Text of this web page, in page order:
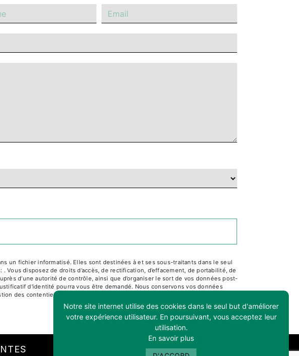
un fichier informatisé. Elles sont destinées à et ses sous-traitants dans le seul
disposez de droits d’accès, de rectification, d’effacement, de portabilité, de
d’une autorité de contrôle, ainsi que d’organiser le sort de vos données post-
d'identité pourra vous être demandé. Nous conservons vos données
des contentieux. Consultez le site cnil.fr pour plus d’informations sur vos
Notre site internet utilise des cookies dans le seul but d'améliorer
votre expérience utilisateur. En poursuivant, vous acceptez leur
utilisation.
En savoir plus